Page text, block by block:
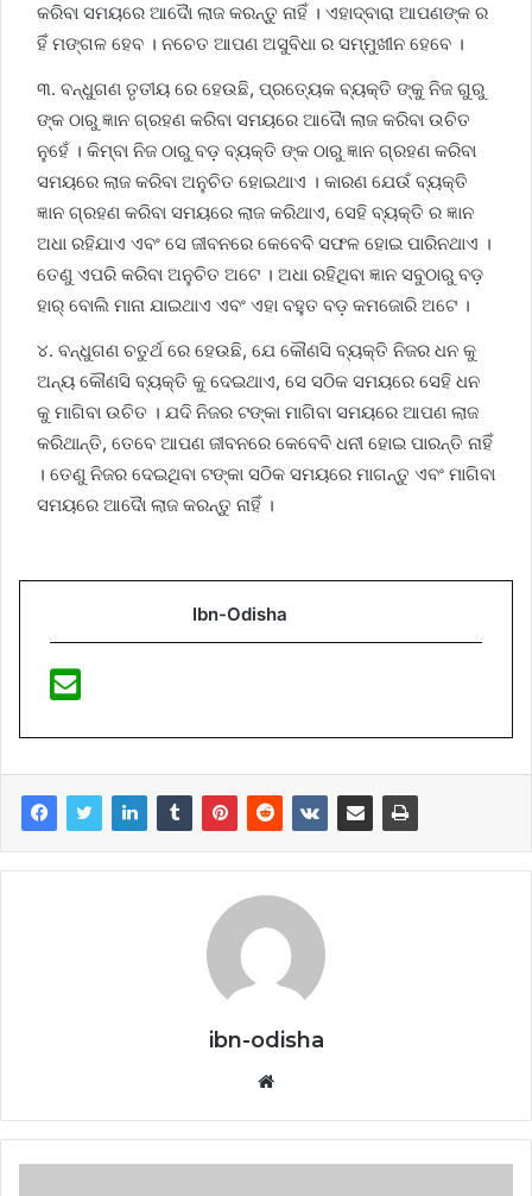
କରିବା ସମୟରେ ଆଦୋୖ ଲାଜ କରନ୍ତୁ ନାହିଁ । ଏହାଦ୍ବାରା ଆପଣଙ୍କ ର
ହିଁ ମଙ୍ଗଳ ହେବ । ନଚେତ ଆପଣ ଅସୁବିଧା ର ସମ୍ମୁଖୀନ ହେବେ ।
୩. ବନ୍ଧୁଗଣ ତୃତୀୟ ରେ ହେଉଛି, ପ୍ରତ୍ୟେକ ବ୍ୟକ୍ତି ଙ୍କୁ ନିଜ ଗୁରୁ
ଙ୍କ ଠାରୁ ଜ୍ଞାନ ଗ୍ରହଣ କରିବା ସମୟରେ ଆଦୋୖ ଲାଜ କରିବା ଉଚିତ
ନୁହେଁ । କିମ୍ବା ନିଜ ଠାରୁ ବଡ଼ ବ୍ୟକ୍ତି ଙ୍କ ଠାରୁ ଜ୍ଞାନ ଗ୍ରହଣ କରିବା
ସମୟରେ ଲାଜ କରିବା ଅନୁଚିତ ହୋଇଥାଏ । କାରଣ ଯେଉଁ ବ୍ୟକ୍ତି
ଜ୍ଞାନ ଗ୍ରହଣ କରିବା ସମୟରେ ଲାଜ କରିଥାଏ, ସେହି ବ୍ୟକ୍ତି ର ଜ୍ଞାନ
ଅଧା ରହିଯାଏ ଏବଂ ସେ ଜୀବନରେ କେବେବି ସଫଳ ହୋଇ ପାରିନଥାଏ ।
ତେଣୁ ଏପରି କରିବା ଅନୁଚିତ ଅଟେ । ଅଧା ରହିଥିବା ଜ୍ଞାନ ସବୁଠାରୁ ବଡ଼
ହାର୍ ବୋଲି ମାନା ଯାଇଥାଏ ଏବଂ ଏହା ବହୁତ ବଡ଼ କମଜୋରି ଅଟେ ।
୪. ବନ୍ଧୁଗଣ ଚତୁର୍ଥ ରେ ହେଉଛି, ଯେ କୌଣସି ବ୍ୟକ୍ତି ନିଜର ଧନ କୁ
ଅନ୍ୟ କୌଣସି ବ୍ୟକ୍ତି କୁ ଦେଇଥାଏ, ସେ ସଠିକ ସମୟରେ ସେହି ଧନ
କୁ ମାଗିବା ଉଚିତ । ଯଦି ନିଜର ଟଙ୍କା ମାଗିବା ସମୟରେ ଆପଣ ଲାଜ
କରିଥାନ୍ତି, ତେବେ ଆପଣ ଜୀବନରେ କେବେବି ଧନୀ ହୋଇ ପାରନ୍ତି ନାହିଁ
। ତେଣୁ ନିଜର ଦେଇଥିବା ଟଙ୍କା ସଠିକ ସମୟରେ ମାଗନ୍ତୁ ଏବଂ ମାଗିବା
ସମୟରେ ଆଦୋୖ ଲାଜ କରନ୍ତୁ ନାହିଁ ।
Ibn-Odisha
ibn-odisha
Website